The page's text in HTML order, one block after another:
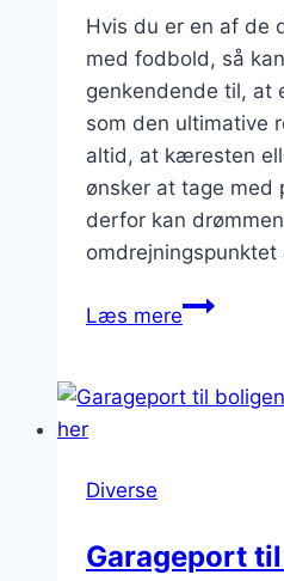
Hvis du er en af de
med fodbold, så
genkendende til, at
som den ultimative
altid, at kæresten
ønsker at tage med
derfor kan
Læs mereTag
på
Diverse
Garageport